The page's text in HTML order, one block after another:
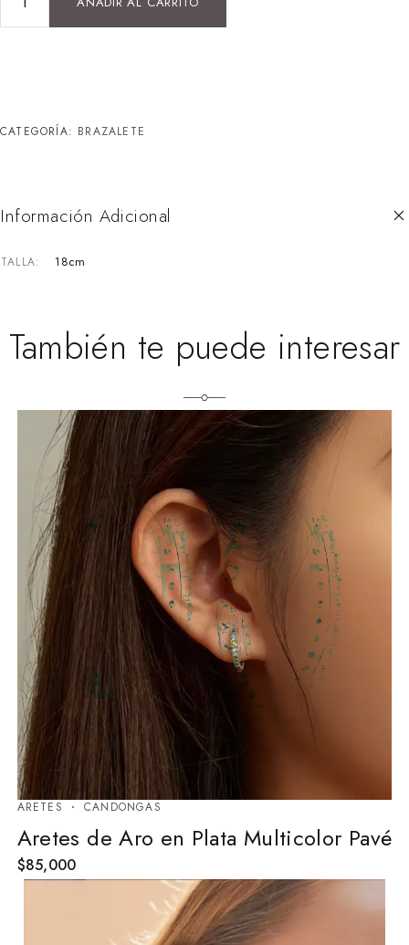
CATEGORÍA: BRAZALETE
Información Adicional
TALLA 18cm
También te puede interesar
ARETES ⁠CANDONGAS
Aretes de Aro en Plata Multicolor Pavé
$85,000